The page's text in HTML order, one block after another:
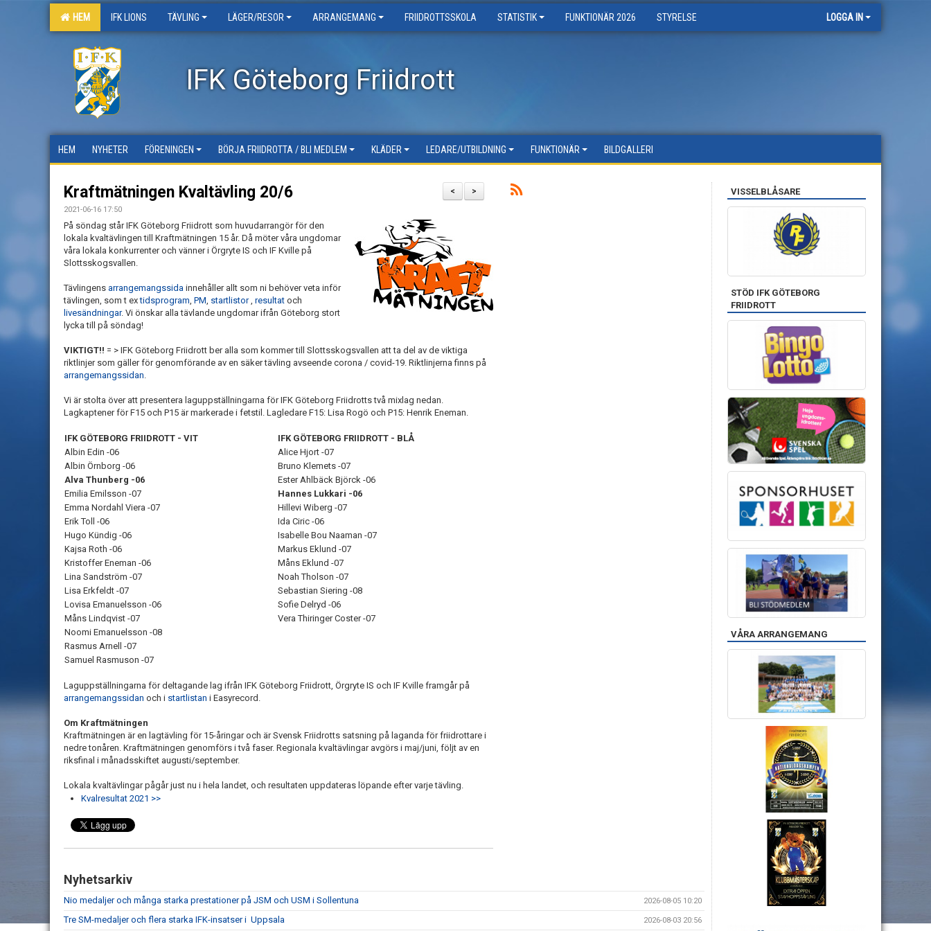
HEM IFK LIONS TÄVLING LÄGER/RESOR ARRANGEMANG FRIIDROTTSSKOLA STATISTIK FUNKTIONÄR 2026 STYRELSE LOGGA IN
IFK Göteborg Friidrott
HEM NYHETER FÖRENINGEN BÖRJA FRIIDROTTA / BLI MEDLEM KLÄDER LEDARE/UTBILDNING FUNKTIONÄR BILDGALLERI
>
<
Kraftmätningen Kvaltävling 20/6
2021-06-16 17:50
På söndag står IFK Göteborg Friidrott som huvudarrangör för den
lokala kvaltävlingen till Kraftmätningen 15 år. Då möter våra ungdomar
våra lokala konkurrenter och vänner i Örgryte IS och IF Kville på
Slottsskogsvallen.
Tävlingens arrangemangssida innehåller allt som ni behöver veta inför
tävlingen, som t extidsprogram, PM, startlistor, resultat och
livesändningar. Vi önskar alla tävlande ungdomar ifrån Göteborg stort
lycka till på söndag!
VIKTIGT!! = > IFK Göteborg Friidrott ber alla som kommer till Slottsskogsvallen att ta del av de viktiga
riktlinjer som gäller för genomförande av en säker tävling avseende corona / covid-19. Riktlinjerna finns på
arrangemangssidan.
Vi är stolta över att presentera laguppställningarna för IFK Göteborg Friidrotts två mixlag nedan.
Lagkaptener för F15 och P15 är markerade i fetstil. Lagledare F15: Lisa Rogö och P15: Henrik Eneman.
IFK GÖTEBORG FRIIDROTT - VIT
IFK GÖTEBORG FRIIDROTT - BLÅ
Albin Edin -06
Alice Hjort -07
Albin Örnborg -06
Bruno Klemets -07
Alva Thunberg -06
Ester Ahlbäck Björck -06
Emilia Emilsson -07
Hannes Lukkari -06
Emma Nordahl Viera -07
Hillevi Wiberg -07
Erik Toll -06
Ida Ciric -06
Hugo Kündig -06
Isabelle Bou Naaman -07
Kajsa Roth -06
Markus Eklund -07
Kristoffer Eneman -06
Måns Eklund -07
Lina Sandström -07
Noah Tholson -07
Lisa Erkfeldt -07
Sebastian Siering -08
Lovisa Emanuelsson -06
Sofie Delryd -06
Måns Lindqvist -07
Vera Thiringer Coster -07
Noomi Emanuelsson -08
Rasmus Arnell -07
Samuel Rasmuson -07
Laguppställningarna för deltagande lag ifrån IFK Göteborg Friidrott, Örgryte IS och IF Kville framgår på
arrangemangssidan och i startlistan i Easyrecord.
Om Kraftmätningen
Kraftmätningen är en lagtävling för 15-åringar och är Svensk Friidrotts satsning på laganda för friidrottare i
nedre tonåren. Kraftmätningen genomförs i två faser. Regionala kvaltävlingar avgörs i maj/juni, följt av en
riksfinal i månadsskiftet augusti/september.
Lokala kvaltävlingar pågår just nu i hela landet, och resultaten uppdateras löpande efter varje tävling.
Kvalresultat 2021 >>
Nyhetsarkiv
Nio medaljer och många starka prestationer på JSM och USM i Sollentuna 2026-08-05 10:20
Tre SM-medaljer och flera starka IFK-insatser i Uppsala 2026-08-03 20:56
VISSELBLÅSARE
STÖD IFK GÖTEBORG
FRIIDROTT
VÅRA ARRANGEMANG